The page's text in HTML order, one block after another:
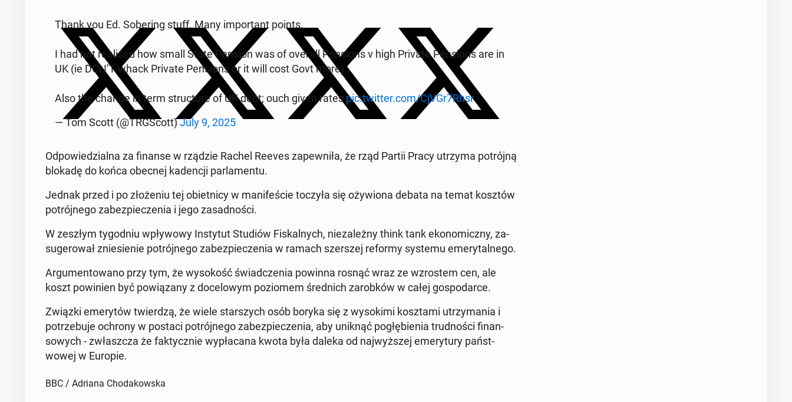
Thank you Ed. Sober­ing stuff. Many im­por­tant points.
I had not re­alised how small State Pension was of overall Pen­sions v high Private Pen­sions are in
UK (ie DON’T whack Private Pen­sions or it will cost Govt more).
Also the change in term struc­ture of UK debt; ouch given rates pic.twitter.com/CjVGr7Rhsr
— Tom Scott (@TRGScott)July 9, 2025
Odpowiedzial­na za finanse w rządzie Rachel Reeves za­pewniła, że ​​rząd Partii Pracy utrzyma potrójną
blokadę do końca obecnej kadencji par­la­men­tu.
Jednak przed i po złoże­niu tej obiet­ni­cy w man­i­feś­cie toczyła się oży­wiona debata na temat kosztów
potrójnego zabez­pieczenia i jego za­sad­noś­ci.
W zeszłym ty­god­niu wpły­wowy In­sty­tut Studiów Fiskalnych, nieza­leżny think tank eko­nom­iczny, za­
sug­erował zniesie­nie potrójnego zabez­pieczenia w ramach sz­er­szej reformy systemu emery­tal­nego.
Ar­gu­men­towano przy tym, że wysokość świad­czenia powinna rosnąć wraz ze wzrostem cen, ale
koszt powinien być pow­iązany z do­celowym poziomem śred­nich zarobków w całej gospo­darce.
Związki emery­tów twierdzą, że wiele starszych osób boryka się z wysoki­mi kosz­ta­mi utrzy­ma­nia i
potrze­bu­je ochrony w postaci potrójnego zabez­pieczenia, aby uniknąć pogłę­bi­enia trud­noś­ci fi­nan­
sowych - zwłaszcza że fak­ty­cznie wypła­cana kwota była daleka od na­jwyższej emery­tu­ry państ­
wowej w Europie.
BBC / Adriana Chodakowska